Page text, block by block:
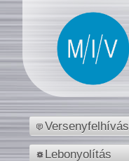
Versenyfelhívás
Lebonyolítás